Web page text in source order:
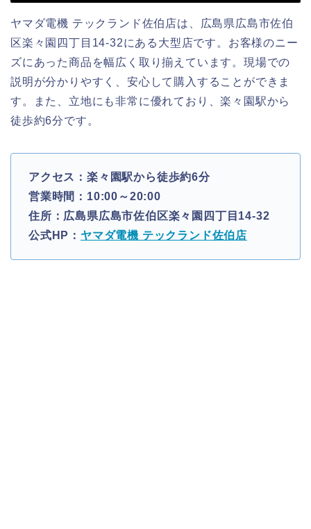
ヤマダ電機 テックランド佐伯店は、広島県広島市佐伯
区楽々園四丁目14-32にある大型店です。お客様のニー
ズにあった商品を幅広く取り揃えています。現場での
説明が分かりやすく、安心して購入することができま
す。また、立地にも非常に優れており、楽々園駅から
徒歩約6分です。
アクセス：楽々園駅から徒歩約6分
営業時間：10:00～20:00
住所：広島県広島市佐伯区楽々園四丁目14-32
公式HP： ヤマダ電機 テックランド佐伯店